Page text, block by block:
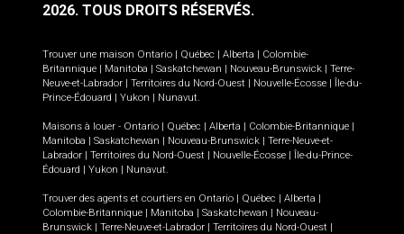
2026. TOUS DROITS RÉSERVÉS.
Trouver une maison Ontario | Québec | Alberta | Colombie-
Britannique | Manitoba | Saskatchewan | Nouveau-Brunswick | Terre-
Neuve-et-Labrador | Territoires du Nord-Ouest | Nouvelle-Écosse | Île-du-
Prince-Édouard | Yukon | Nunavut.
Maisons à louer - Ontario | Québec | Alberta | Colombie-Britannique |
Manitoba | Saskatchewan | Nouveau-Brunswick | Terre-Neuve-et-
Labrador | Territoires du Nord-Ouest | Nouvelle-Écosse | Île-du-Prince-
Édouard | Yukon | Nunavut.
Trouver des agents et courtiers en Ontario | Québec | Alberta |
Colombie-Britannique | Manitoba | Saskatchewan | Nouveau-
Brunswick | Terre-Neuve-et-Labrador | Territoires du Nord-Ouest |